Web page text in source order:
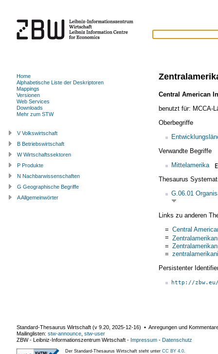
Central American
benutzt für: MCCA-
Oberbegriffe
Verwandte Begriffe
Mittelamerika
Thesaurus
G.06.01
Links zu anderen
= Central
=
=
=
Persistenter
http://
Home
Alphabetische Liste der Deskriptoren
Mappings
Versionen
Web Services
Downloads
Mehr zum STW
V Volkswirtschaft
B Betriebswirtschaft
W Wirtschaftssektoren
P Produkte
N Nachbarwissenschaften
G Geographische Begriffe
A Allgemeinwörter
Standard-Thesaurus Wirtschaft (v 9.20 2025-12-16) ▪ Anregungen und
Mailinglisten: stw-announce stw-user
ZBW - Leibniz-Informationszentrum Wirtschaft - Impressum - Datenschutz
Der Standard-Thesaurus Wirtschaft steht unter CC BY 4.0